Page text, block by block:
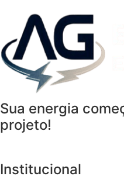
Sua energia
projeto!
Institucional